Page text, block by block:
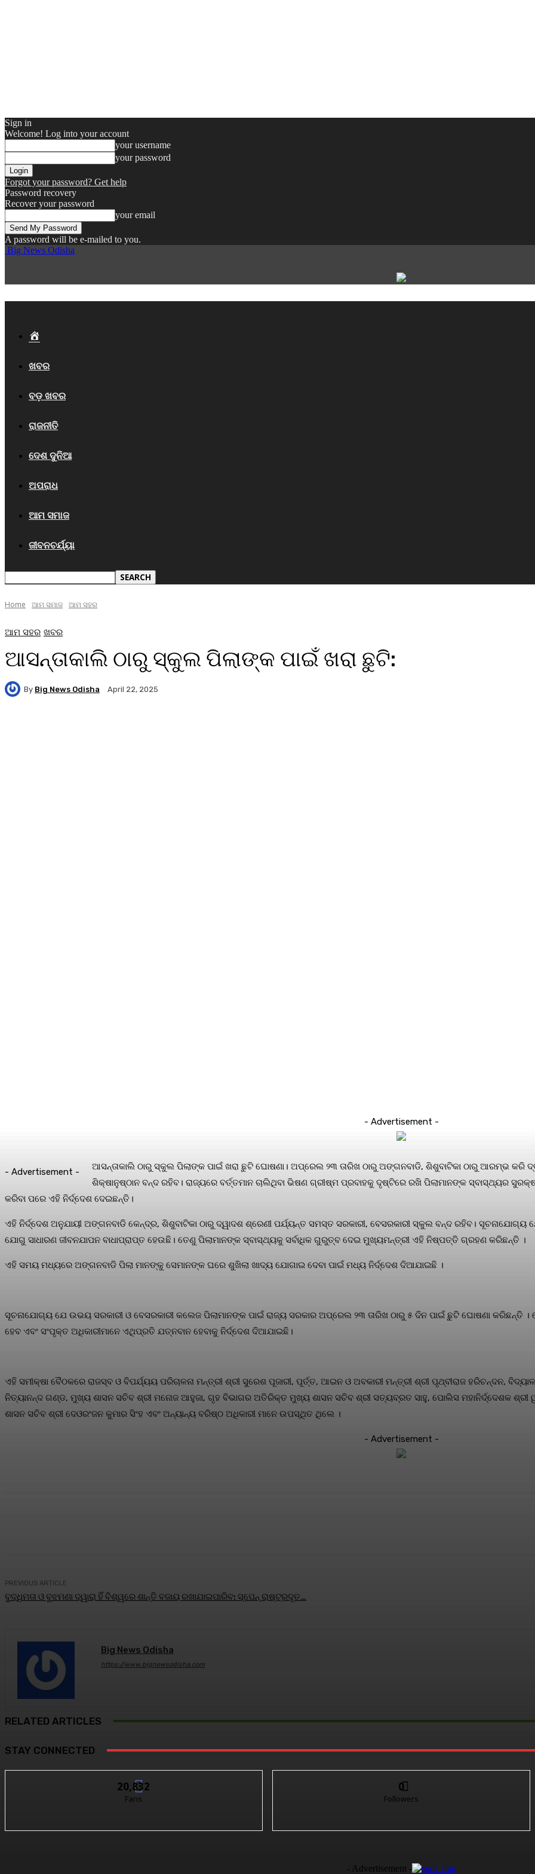
Sign in
Welcome! Log into your account
your username
your password
Forgot your password? Get help
Password recovery
Recover your password
your email
A password will be e-mailed to you.
Big News Odisha
ଖବର
ବଡ଼ ଖବର
ରାଜନୀତି
ଦେଶ ଦୁନିଆ
ଅପରାଧ
ଆମ ସମାଜ
ଜୀବନଚର୍ଯ୍ୟା
Home ଆମ ସମାଜ ଆମ ସହର
ଆମ ସହର ଖବର
ଆସନ୍ତାକାଲି ଠାରୁ ସ୍କୁଲ ପିଲାଙ୍କ ପାଇଁ ଖରା ଛୁଟି:
By Big News Odisha April 22, 2025
- Advertisement -
- Advertisement -
ଆସନ୍ତାକାଲି ଠାରୁ ସ୍କୁଲ ପିଲାଙ୍କ ପାଇଁ ଖରା ଛୁଟି ଘୋଷଣା। ଅପ୍ରେଲ ୨୩ ତାରିଖ ଠାରୁ ଅଙ୍ଗନବାଡି, ଶିଶୁବାଟିକା ଠାରୁ ଆରମ୍ଭ କରି
ଶିକ୍ଷାନୁଷ୍ଠାନ ବନ୍ଦ ରହିବ। ରାଜ୍ୟରେ ବର୍ତ୍ତମାନ ଚାଲିଥିବା ଭିଷଣ ଗ୍ରୀଷ୍ମ ପ୍ରବାହକୁ ଦୃଷ୍ଟିରେ ରଖି ପିଲାମାନଙ୍କ ସ୍ବାସ୍ଥ୍ୟର
କରିବା ପରେ ଏହି ନିର୍ଦ୍ଦେଶ ଦେଇଛନ୍ତି।
ଏହି ନିର୍ଦ୍ଦେଶ ଅନୁଯାୟୀ ଅଙ୍ଗନବାଡି କେନ୍ଦ୍ର, ଶିଶୁବାଟିକା ଠାରୁ ଦ୍ୱାଦଶ ଶ୍ରେଣୀ ପର୍ଯ୍ୟନ୍ତ ସମସ୍ତ ସରକାରୀ, ବେସରକାରୀ ସ୍କୁଲ ବନ୍ଦ ରହିବ।
ଯୋଗୁ ସାଧାରଣ ଜୀବନଯାପନ ବାଧାପ୍ରାପ୍ତ ହେଉଛି। ତେଣୁ ପିଲାମାନଙ୍କ ସ୍ବାସ୍ଥ୍ୟକୁ ସର୍ବାଧିକ ଗୁରୁତ୍ବ ଦେଇ ମୁଖ୍ୟମନ୍ତ୍ରୀ ଏହି ନିଷ୍ପତ୍ତି ଗ୍ରହଣ କରିଛନ୍ତି ।
ଏହି ସମୟ ମଧ୍ୟରେ ଅଙ୍ଗନବାଡି ପିଲା ମାନଙ୍କୁ ସେମାନଙ୍କ ଘରେ ଶୁଖିଲା ଖାଦ୍ୟ ଯୋଗାଇ ଦେବା ପାଇଁ ମଧ୍ୟ ନିର୍ଦ୍ଦେଶ ଦିଆଯାଇଛି ।
ସୂଚନାଯୋଗ୍ୟ ଯେ ଉଭୟ ସରକାରୀ ଓ ବେସରକାରୀ କଲେଜ ପିଲାମାନଙ୍କ ପାଇଁ ରାଜ୍ୟ ସରକାର ଅପ୍ରେଲ ୨୩ ତାରିଖ ଠାରୁ ୫ ଦିନ ପାଇଁ ଛୁଟି ଘୋଷଣା କରିଛନ୍ତି ।
ହେବ ଏବଂ ସଂପୃକ୍ତ ଅଧିକାରୀମାନେ ଏଥିପ୍ରତି ଯତ୍ନବାନ ହେବାକୁ ନିର୍ଦ୍ଦେଶ ଦିଆଯାଇଛି।
ଏହି ସମୀକ୍ଷା ବୈଠକରେ ରାଜସ୍ବ ଓ ବିପର୍ଯ୍ୟୟ ପରିଚାଳନା ମନ୍ତ୍ରୀ ଶ୍ରୀ ସୁରେଶ ପୂଜାରୀ, ପୂର୍ତ୍ତ, ଆଇନ ଓ ଅବକାରୀ ମନ୍ତ୍ରୀ ଶ୍ରୀ ପୃଥ୍ବୀରାଜ ହରିଚନ୍ଦନ,
ନିତ୍ୟାନନ୍ଦ ଗଣ୍ଡ, ମୁଖ୍ୟ ଶାସନ ସଚିବ ଶ୍ରୀ ମନୋଜ ଆହୁଜା, ଗୃହ ବିଭାଗର ଅତିରିକ୍ତ ମୁଖ୍ୟ ଶାସନ ସଚିବ ଶ୍ରୀ ସତ୍ୟବ୍ରତ ସାହୁ, ପୋଲିସ ମହାନିର୍ଦ୍ଦେଶକ ଶ୍ରୀ
ଶାସନ ସଚିବ ଶ୍ରୀ ଦେଓରଂଜନ କୁମାର ସିଂହ ଏବଂ ଅନ୍ୟାନ୍ୟ ବରିଷ୍ଠ ଅଧିକାରୀ ମାନେ ଉପସ୍ଥିତ ଥିଲେ ।
- Advertisement -
PREVIOUS ARTICLE
ବୁଦ୍ଧିମତା ଓ ବୁଝମଣା ଦ୍ୱାରା ହିଁ ବିଶ୍ୱରେ ଶାନ୍ତି ବଜାୟ ରଖାଯାଇପାରିବ: ସ୍ପେନ୍ ରାଷ୍ଟ୍ରଦୂତ…
Big News Odisha
https://www.bignewsodisha.com
RELATED ARTICLES
STAY CONNECTED
20,832
Fans
0
Followers
- Advertisement -